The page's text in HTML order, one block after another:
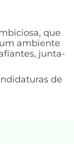
que
ambiente
junta-
de